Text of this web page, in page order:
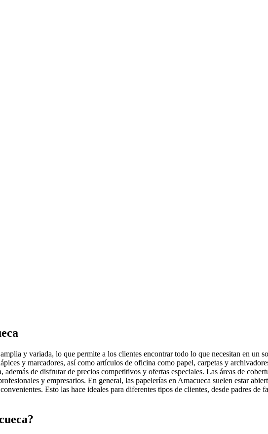
y variada, lo que permite a los clientes encontrar todo lo que necesitan en un
y marcadores, así como artículos de oficina como papel, carpetas y
de disfrutar de precios competitivos y ofertas especiales. Las áreas de
y empresarios. En general, las papelerías en Amacueca suelen estar
Esto las hace ideales para diferentes tipos de clientes, desde padres de